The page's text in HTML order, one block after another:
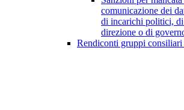
comunicazione dei
di incarichi politici,
direzione o di
Rendiconti gruppi